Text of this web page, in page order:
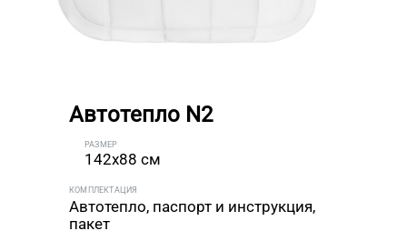
Автотепло N2
РАЗМЕР
142x88 см
КОМПЛЕКТАЦИЯ
Автотепло, паспорт и инструкция,
пакет